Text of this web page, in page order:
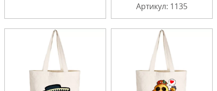
Артикул: 1135